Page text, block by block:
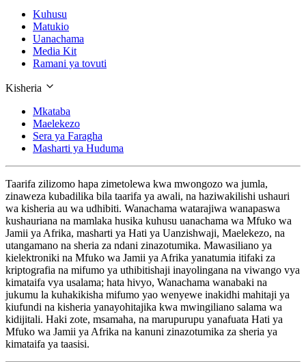
Kuhusu
Matukio
Uanachama
Media Kit
Ramani ya tovuti
Kisheria
Mkataba
Maelekezo
Sera ya Faragha
Masharti ya Huduma
Taarifa zilizomo hapa zimetolewa kwa mwongozo wa jumla,
zinaweza kubadilika bila taarifa ya awali, na haziwakilishi ushauri
wa kisheria au wa udhibiti. Wanachama watarajiwa wanapaswa
kushauriana na mamlaka husika kuhusu uanachama wa Mfuko wa
Jamii ya Afrika, masharti ya Hati ya Uanzishwaji, Maelekezo, na
utangamano na sheria za ndani zinazotumika. Mawasiliano ya
kielektroniki na Mfuko wa Jamii ya Afrika yanatumia itifaki za
kriptografia na mifumo ya uthibitishaji inayolingana na viwango vya
kimataifa vya usalama; hata hivyo, Wanachama wanabaki na
jukumu la kuhakikisha mifumo yao wenyewe inakidhi mahitaji ya
kiufundi na kisheria yanayohitajika kwa mwingiliano salama wa
kidijitali. Haki zote, msamaha, na marupurupu yanafuata Hati ya
Mfuko wa Jamii ya Afrika na kanuni zinazotumika za sheria ya
kimataifa ya taasisi.